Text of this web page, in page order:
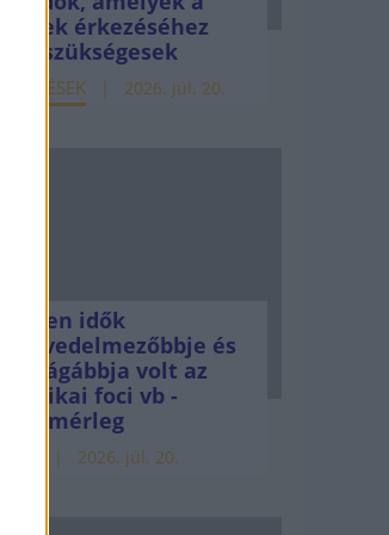
pénzek érkezéséhez
még szükségesek
ELEMZÉSEK 2026. júl. 20.
Minden idők
legjövedelmezőbbje és
legdrágábbja volt az
amerikai foci vb -
gyorsmérleg
2026. júl. 20.